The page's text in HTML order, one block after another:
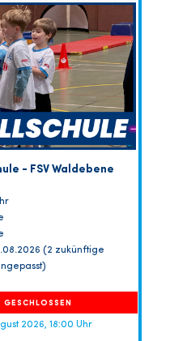
- FSV Waldebene
(2 zukünftige
GESCHLOSSEN
2026, 18:00 Uhr